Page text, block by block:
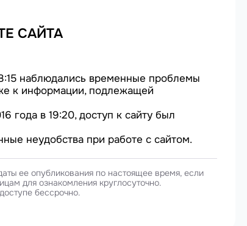
САЙТА
наблюдались временные проблемы
к информации, подлежащей
года в 19:20, доступ к сайту был
неудобства при работе с сайтом.
ее опубликования по настоящее время, если
для ознакомления круглосуточно.
бессрочно.